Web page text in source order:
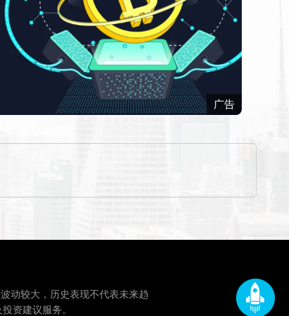
广告
动较大，历史表现不代表未来趋
资建议服务。